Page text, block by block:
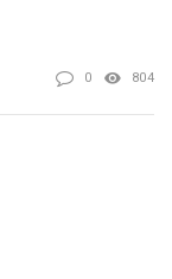
0 804